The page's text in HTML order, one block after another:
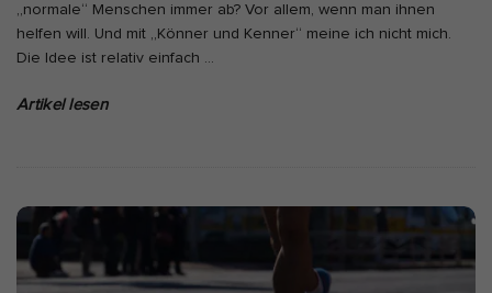
„normale“ Menschen immer ab? Vor allem, wenn man ihnen
helfen will. Und mit „Könner und Kenner“ meine ich nicht mich.
Die Idee ist relativ einfach …
Artikel lesen
Informationen helfen uns zu verstehen, wie unsere Besucher unsere
Website nutzen. Wenn wir wissen, welche Seiten beliebter sind,
Cookie-Informationen anzeigen
Externe Medien (2)